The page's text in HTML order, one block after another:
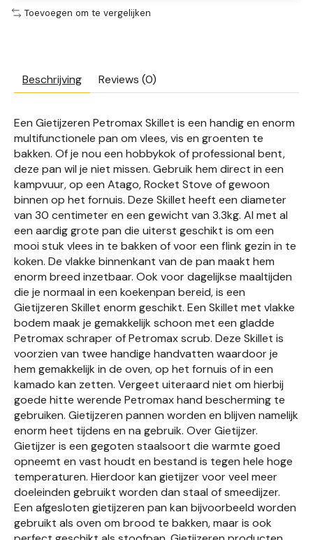
Toevoegen om te vergelijken
Beschrijving Reviews (0)
Een Gietijzeren Petromax Skillet is een handig en enorm
multifunctionele pan om vlees, vis en groenten te
bakken. Of je nou een hobbykok of professional bent,
deze pan wil je niet missen. Gebruik hem direct in een
kampvuur, op een Atago, Rocket Stove of gewoon
binnen op het fornuis. Deze Skillet heeft een diameter
van 30 centimeter en een gewicht van 3.3kg. Al met al
een aardig grote pan die uiterst geschikt is om een
mooi stuk vlees in te bakken of voor een flink gezin in te
koken. De vlakke binnenkant van de pan maakt hem
enorm breed inzetbaar. Ook voor dagelijkse maaltijden
die je normaal in een koekenpan bereid, is een
Gietijzeren Skillet enorm geschikt. Een Skillet met vlakke
bodem maak je gemakkelijk schoon met een gladde
Petromax schraper of Petromax scrub. Deze Skillet is
voorzien van twee handige handvatten waardoor je
hem gemakkelijk in de oven, op het fornuis of in een
kamado kan zetten. Vergeet uiteraard niet om hierbij
goede hitte werende Petromax hand bescherming te
gebruiken. Gietijzeren pannen worden en blijven namelijk
enorm heet tijdens en na gebruik. Over Gietijzer.
Gietijzer is een gegoten staalsoort die warmte goed
opneemt en vast houdt en bestand is tegen hele hoge
temperaturen. Hierdoor kan gietijzer voor veel meer
doeleinden gebruikt worden dan staal of smeedijzer.
Een afgesloten gietijzeren pan kan bijvoorbeeld worden
gebruikt als oven om brood te bakken, maar is ook